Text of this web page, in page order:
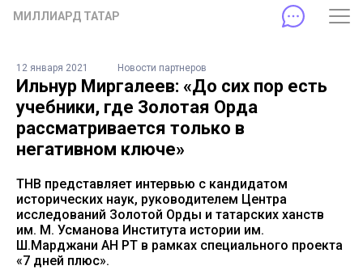
МИЛЛИАРД ТАТАР
12 января 2021 Новости партнеров
Ильнур Миргалеев: «До сих пор есть
учебники, где Золотая Орда
рассматривается только в
негативном ключе»
ТНВ представляет интервью с кандидатом
исторических наук, руководителем Центра
исследований Золотой Орды и татарских ханств
им. М. Усманова Института истории им.
Ш.Марджани АН РТ в рамках специального проекта
«7 дней плюс».